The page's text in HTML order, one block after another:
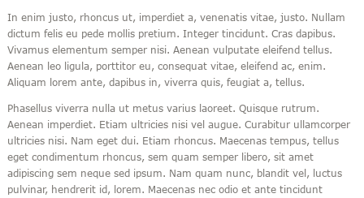
In enim justo, rhoncus ut, imperdiet a, venenatis vitae, justo. Nullam
dictum felis eu pede mollis pretium. Integer tincidunt. Cras dapibus.
Vivamus elementum semper nisi. Aenean vulputate eleifend tellus.
Aenean leo ligula, porttitor eu, consequat vitae, eleifend ac, enim.
Aliquam lorem ante, dapibus in, viverra quis, feugiat a, tellus.
Phasellus viverra nulla ut metus varius laoreet. Quisque rutrum.
Aenean imperdiet. Etiam ultricies nisi vel augue. Curabitur ullamcorper
ultricies nisi. Nam eget dui. Etiam rhoncus. Maecenas tempus, tellus
eget condimentum rhoncus, sem quam semper libero, sit amet
adipiscing sem neque sed ipsum. Nam quam nunc, blandit vel, luctus
pulvinar, hendrerit id, lorem. Maecenas nec odio et ante tincidunt